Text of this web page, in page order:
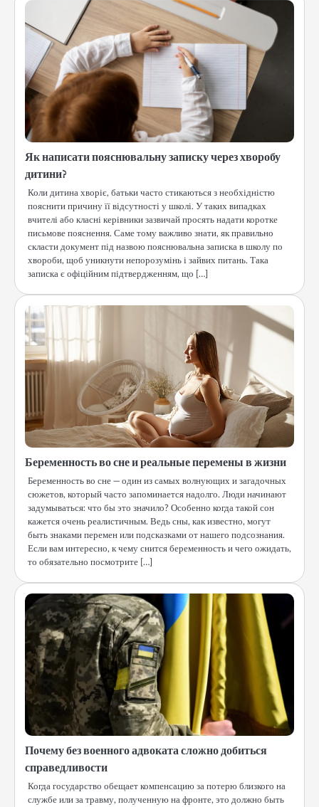
Як написати пояснювальну записку через хворобу
дитини?
Коли дитина хворіє, батьки часто стикаються з необхідністю
пояснити причину її відсутності у школі. У таких випадках
вчителі або класні керівники зазвичай просять надати коротке
письмове пояснення. Саме тому важливо знати, як правильно
скласти документ під назвою пояснювальна записка в школу по
хвороби, щоб уникнути непорозумінь і зайвих питань. Така
записка є офіційним підтвердженням, що […]
Беременность во сне и реальные перемены в жизни
Беременность во сне — один из самых волнующих и загадочных
сюжетов, который часто запоминается надолго. Люди начинают
задумываться: что бы это значило? Особенно когда такой сон
кажется очень реалистичным. Ведь сны, как известно, могут
быть знаками перемен или подсказками от нашего подсознания.
Если вам интересно, к чему снится беременность и чего ожидать,
то обязательно посмотрите […]
Почему без военного адвоката сложно добиться
справедливости
Когда государство обещает компенсацию за потерю близкого на
службе или за травму, полученную на фронте, это должно быть